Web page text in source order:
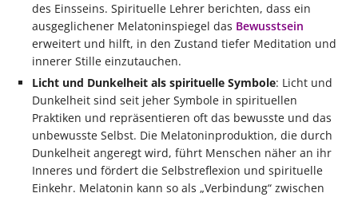
des Einsseins. Spirituelle Lehrer berichten, dass ein
ausgeglichener Melatoninspiegel das Bewusstsein
erweitert und hilft, in den Zustand tiefer Meditation und
innerer Stille einzutauchen.
Licht und Dunkelheit als spirituelle Symbole: Licht und
Dunkelheit sind seit jeher Symbole in spirituellen
Praktiken und repräsentieren oft das bewusste und das
unbewusste Selbst. Die Melatoninproduktion, die durch
Dunkelheit angeregt wird, führt Menschen näher an ihr
Inneres und fördert die Selbstreflexion und spirituelle
Einkehr. Melatonin kann so als „Verbindung“ zwischen